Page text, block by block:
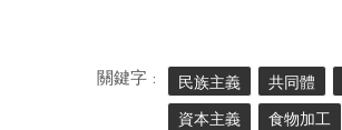
關鍵字 : 民族主義 共同體
資本主義 食物加工